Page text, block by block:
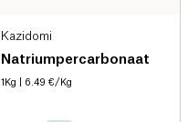
Kazidomi
Natriumpercarbonaat
1Kg | 6.49 €/Kg